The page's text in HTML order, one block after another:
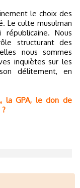
le choix des
Le culte musulman
Nous
structurant des
nous sommes
inquiètes sur les
délitement, en
la GPA, le don de